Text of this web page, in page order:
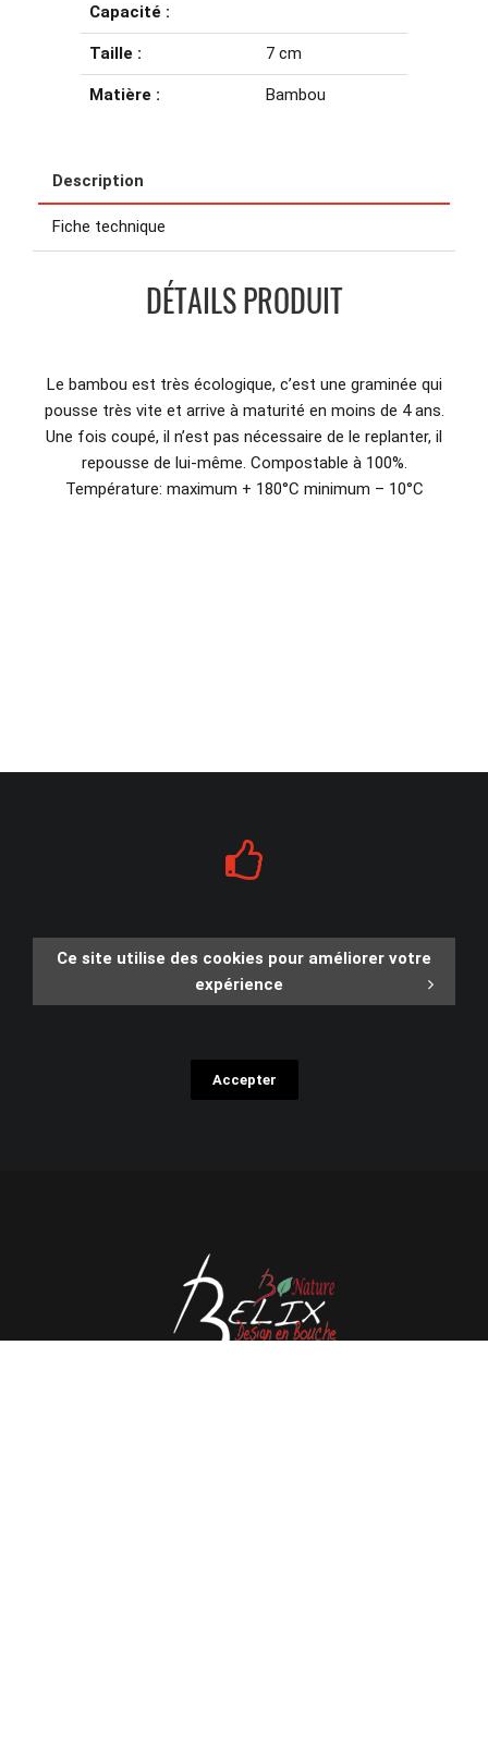
Capacité :
Taille : 7 cm
Matière : Bambou
Description
Fiche technique
DÉTAILS PRODUIT
Le bambou est très écologique, c’est une graminée qui
pousse très vite et arrive à maturité en moins de 4 ans.
Une fois coupé, il n’est pas nécessaire de le replanter, il
repousse de lui-même. Compostable à 100%.
Température: maximum + 180°C minimum – 10°C
Ce site utilise des cookies pour améliorer votre
expérience
Accepter